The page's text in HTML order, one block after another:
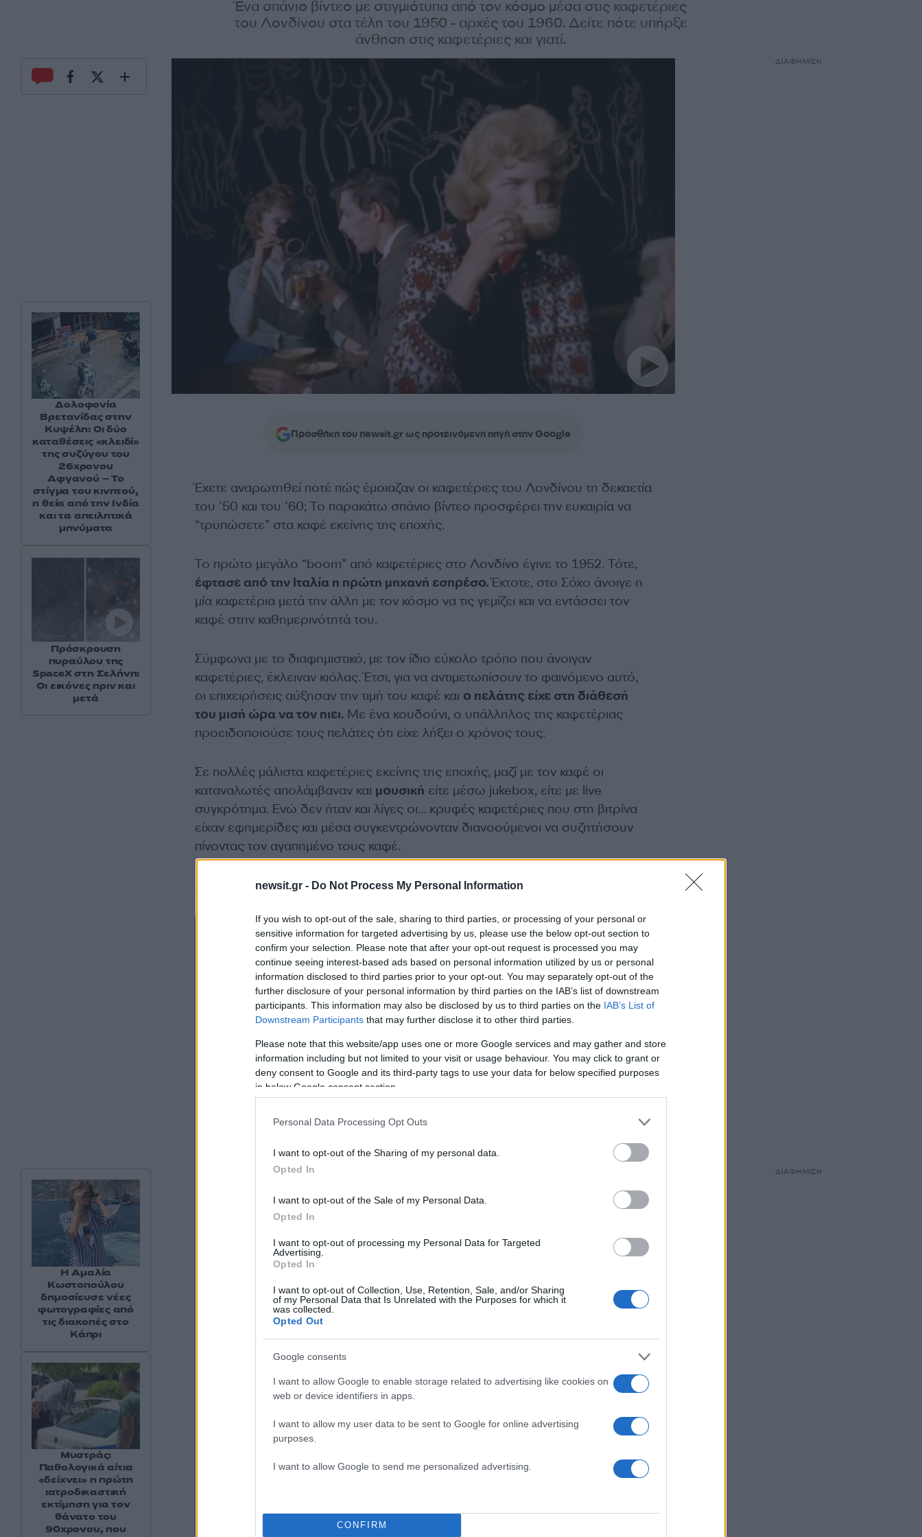
newsit.gr - Do Not Process My Personal Information
If you wish to opt-out of the sale, sharing to third parties, or processing of your personal or
sensitive information for targeted advertising by us, please use the below opt-out section to
confirm your selection. Please note that after your opt-out request is processed you may
continue seeing interest-based ads based on personal information utilized by us or personal
information disclosed to third parties prior to your opt-out. You may separately opt-out of the
further disclosure of your personal information by third parties on the IAB’s list of downstream
participants. This information may also be disclosed by us to third parties on the IAB’s List of
Downstream Participants that may further disclose it to other third parties.
Please note that this website/app uses one or more Google services and may gather and store
information including but not limited to your visit or usage behaviour. You may click to grant or
deny consent to Google and its third-party tags to use your data for below specified purposes
in below Google consent section.
Personal Data Processing Opt Outs
I want to opt-out of the Sharing of my personal data.
Opted In
I want to opt-out of the Sale of my Personal Data.
Opted In
I want to opt-out of processing my Personal Data for Targeted
Advertising.
Opted In
I want to opt-out of Collection, Use, Retention, Sale, and/or Sharing
of my Personal Data that Is Unrelated with the Purposes for which it
was collected.
Opted Out
Google consents
I want to allow Google to enable storage related to advertising like cookies on
web or device identifiers in apps.
I want to allow my user data to be sent to Google for online advertising
purposes.
I want to allow Google to send me personalized advertising.
CONFIRM
Ένα σπάνιο βίντεο με στιγμιότυπα από τον κόσμο μέσα στις καφετέριες
του Λονδίνου στα τέλη του 1950 - αρχές του 1960. Δείτε πότε υπήρξε
άνθηση στις καφετέριες και γιατί.
Προσθήκη του newsit.gr ως προτεινόμενη πηγή στην Google
Έχετε αναρωτηθεί ποτέ πώς έμοιαζαν οι καφετέριες του Λονδίνου τη δεκαετία
του ’50 και του ’60; Το παρακάτω σπάνιο βίντεο προσφέρει την ευκαιρία να
“τρυπώσετε” στα καφέ εκείνης της εποχής.
Το πρώτο μεγάλο “boom” από καφετέριες στο Λονδίνο έγινε το 1952. Τότε,
έφτασε από την Ιταλία η πρώτη μηχανή εσπρέσο.Έκτοτε, στο Σόχο άνοιγε η
μία καφετέρια μετά την άλλη με τον κόσμο να τις γεμίζει και να εντάσσει τον
καφέ στην καθημερινότητά του.
Σύμφωνα με το διαφημιστικό, με τον ίδιο εύκολο τρόπο που άνοιγαν
καφετέριες, έκλειναν κιόλας. Έτσι, για να αντιμετωπίσουν το φαινόμενο αυτό,
οι επιχειρήσεις αύξησαν την τιμή του καφέ και ο πελάτης είχε στη διάθεσή
του μισή ώρα να τον πιει.Με ένα κουδούνι, ο υπάλληλος της καφετέριας
προειδοποιούσε τους πελάτες ότι είχε λήξει ο χρόνος τους.
Σε πολλές μάλιστα καφετέριες εκείνης της εποχής, μαζί με τον καφέ οι
καταναλωτές απολάμβαναν και μουσική είτε μέσω jukebox, είτε με live
συγκρότημα. Ενώ δεν ήταν και λίγες οι… κρυφές καφετέριες που στη βιτρίνα
είχαν εφημερίδες και μέσα συγκεντρώνονταν διανοούμενοι να συζητήσουν
πίνοντας τον αγαπημένο τους καφέ.
Δείτε το βίντεο:
Δολοφονία
Βρετανίδας στην
Κυψέλη: Οι δύο
καταθέσεις «κλειδί»
της συζύγου του
26χρονου
Αφγανού – Το
στίγμα του κινητού,
η θεία από την Ινδία
και τα απειλητικά
μηνύματα
Πρόσκρουση
πυραύλου της
SpaceX στη Σελήνη:
Οι εικόνες πριν και
μετά
Η Αμαλία
Κωστοπούλου
δημοσίευσε νέες
φωτογραφίες από
τις διακοπές στο
Κάπρι
Μυστράς:
Παθολογικά αίτια
«δείχνει» η πρώτη
ιατροδικαστική
εκτίμηση για τον
θάνατο του
90χρονου, που
ΔΙΑΦΗΜΙΣΗ
ΔΙΑΦΗΜΙΣΗ